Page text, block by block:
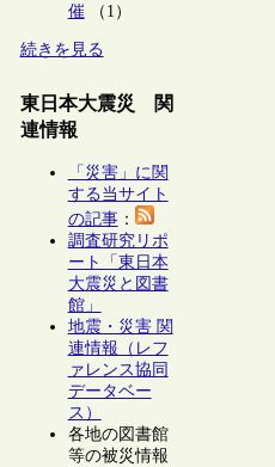
催（1）
続きを見る
東日本大震災 関
連情報
「災害」に関
する当サイト
の記事：
調査研究リポ
ート「東日本
大震災と図書
館」
地震・災害 関
連情報（レフ
ァレンス協同
データベー
ス）
各地の図書館
等の被災情報